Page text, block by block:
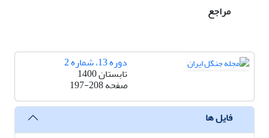
مراجع
دوره 13، شماره 2
تابستان 1400
صفحه197-208
فایل ها